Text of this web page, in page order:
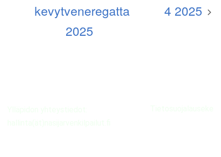
kevytveneregatta
2025
4 2025